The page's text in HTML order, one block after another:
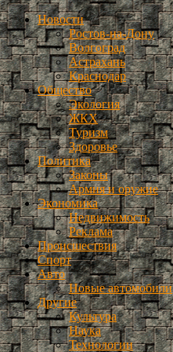
Новости
Ростов-на-Дону
Волгоград
Астрахань
Краснодар
Общество
Экология
ЖКХ
Туризм
Здоровье
Политика
Законы
Армия и оружие
Экономика
Недвижимость
Реклама
Происшествия
Спорт
Авто
Новые автомобили
Другие
Культура
Наука
Технологии